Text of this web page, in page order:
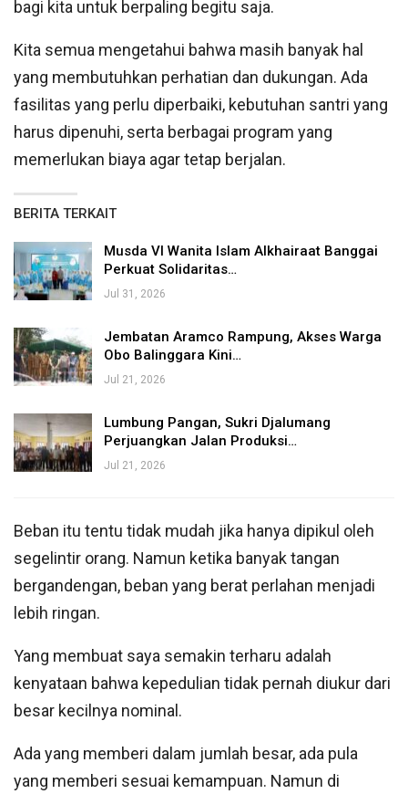
bagi kita untuk berpaling begitu saja.
Kita semua mengetahui bahwa masih banyak hal
yang membutuhkan perhatian dan dukungan. Ada
fasilitas yang perlu diperbaiki, kebutuhan santri yang
harus dipenuhi, serta berbagai program yang
memerlukan biaya agar tetap berjalan.
BERITA TERKAIT
Musda VI Wanita Islam Alkhairaat Banggai
Perkuat Solidaritas…
Jul 31, 2026
Jembatan Aramco Rampung, Akses Warga
Obo Balinggara Kini…
Jul 21, 2026
Lumbung Pangan, Sukri Djalumang
Perjuangkan Jalan Produksi…
Jul 21, 2026
Beban itu tentu tidak mudah jika hanya dipikul oleh
segelintir orang. Namun ketika banyak tangan
bergandengan, beban yang berat perlahan menjadi
lebih ringan.
Yang membuat saya semakin terharu adalah
kenyataan bahwa kepedulian tidak pernah diukur dari
besar kecilnya nominal.
Ada yang memberi dalam jumlah besar, ada pula
yang memberi sesuai kemampuan. Namun di